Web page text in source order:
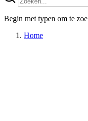
Begin met typen om te
Home